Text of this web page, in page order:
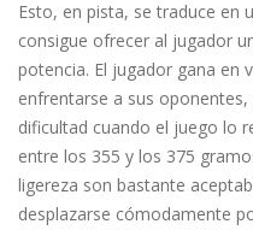
Esto, en pista, se traduce en
consigue ofrecer al jugador
potencia. El jugador gana en
enfrentarse a sus
dificultad cuando el juego lo
entre los 355 y los 375
ligereza son bastante
desplazarse cómodamente